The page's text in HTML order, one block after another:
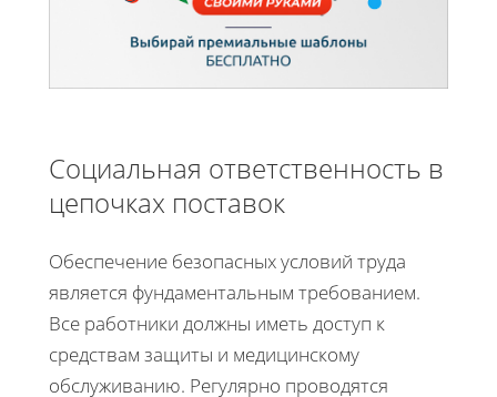
Социальная ответственность в
цепочках поставок
Обеспечение безопасных условий труда
является фундаментальным требованием.
Все работники должны иметь доступ к
средствам защиты и медицинскому
обслуживанию. Регулярно проводятся